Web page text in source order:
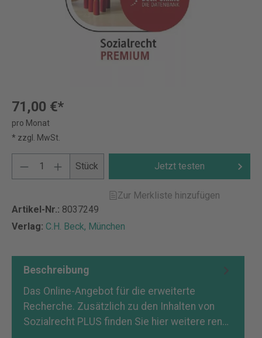
71,00 €*
pro Monat
* zzgl. MwSt.
Stück Jetzt testen
Zur Merkliste hinzufügen
Artikel-Nr.: 8037249
Verlag: C.H. Beck, München
Beschreibung
Das Online-Angebot für die erweiterte
Recherche. Zusätzlich zu den Inhalten von
Sozialrecht PLUS finden Sie hier weitere ren…